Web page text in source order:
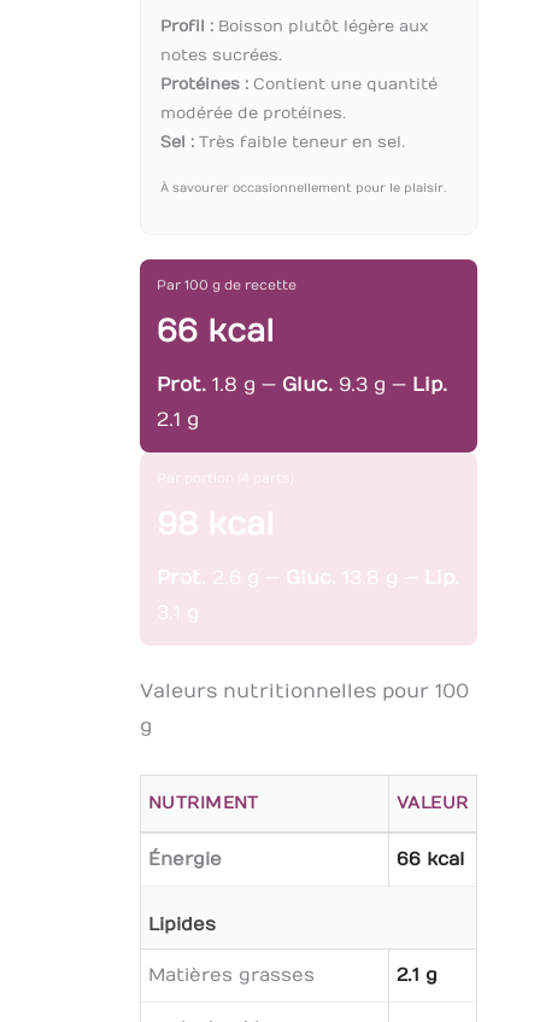
Profil : Boisson plutôt légère aux
notes sucrées.
Protéines : Contient une quantité
modérée de protéines.
Sel : Très faible teneur en sel.
À savourer occasionnellement pour le plaisir.
Par 100 g de recette
66 kcal
Prot. 1.8 g — Gluc. 9.3 g — Lip.
2.1 g
98 kcal
Prot. 2.6 g — Gluc. 13.8 g —
Lip.
3.1 g
Valeurs nutritionnelles pour 100
g
NUTRIMENT VALEUR
Énergie 66 kcal
Lipides
Matières grasses 2.1 g